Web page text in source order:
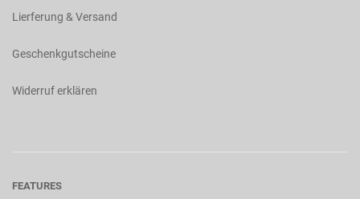
Lierferung & Versand
Geschenkgutscheine
Widerruf erklären
FEATURES